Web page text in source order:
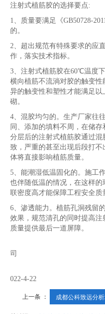
注射式植筋胶的选择要点:
1、 质量要满足《GB50728-
的。
2、 超出规范有特殊要求的应
作，落实技术指标。
3、 注射式植筋胶在60℃温度下
横向植筋不流淌对胶的触变
异的触变性和塑性才能满足
砌。
4、 混胶均匀的。生产厂家往
同、添加的填料不周，在储存
分层后的注射式植筋胶通过
致，严重的甚至出现后段打
体将直接影响植筋质量。
5、 能潮湿低温固化的。施工
也伴随低温的情况，在这样
联密度高才能保障工程安全质
6、 渗透能力。植筋孔洞残留
效果，规范清孔的同时提高
质量提供最后一道屏障。
司
022-4-22
上一条 ： 成都公科致远分